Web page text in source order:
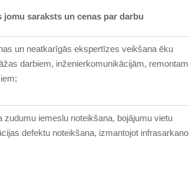
jomu saraksts un cenas par darbu
un neatkarīgās ekspertīzes veikšana ēku
darbiem, inženierkomunikācijām, remontam
zudumu iemeslu noteikšana, bojājumu vietu
defektu noteikšana, izmantojot infrasarkano